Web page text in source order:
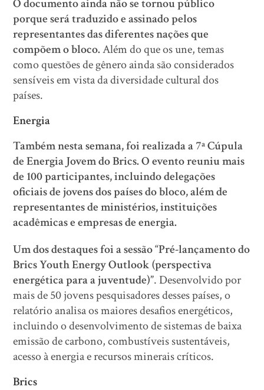
O documento ainda não se tornou público
porque será traduzido e assinado pelos
representantes das diferentes nações que
compõem o bloco.Além do que os une, temas
como questões de gênero ainda são considerados
sensíveis em vista da diversidade cultural dos
países.
Energia
Também nesta semana, foi realizada a 7ª Cúpula
de Energia Jovem do Brics. O evento reuniu mais
de 100 participantes, incluindo delegações
oficiais de jovens dos países do bloco, além de
representantes de ministérios, instituições
acadêmicas e empresas de energia.
Um dos destaques foi a sessão “Pré-lançamento do
Brics Youth Energy Outlook (perspectiva
energética para a juventude)”. Desenvolvido por
mais de 50 jovens pesquisadores desses países, o
relatório analisa os maiores desafios energéticos,
incluindo o desenvolvimento de sistemas de baixa
emissão de carbono, combustíveis sustentáveis,
acesso à energia e recursos minerais críticos.
Brics